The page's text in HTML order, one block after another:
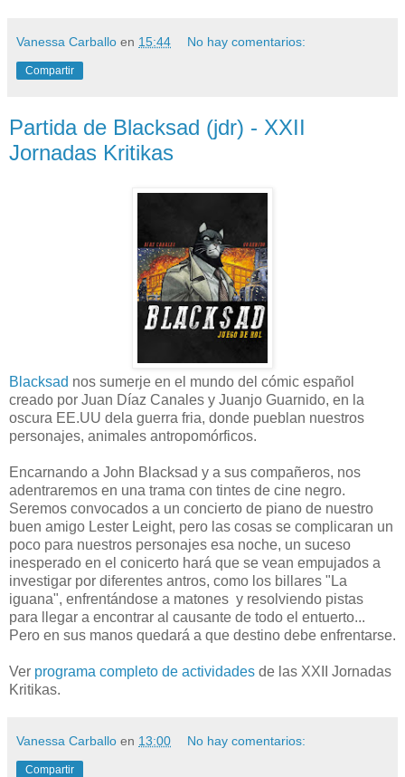
Vanessa Carballo en 15:44 No hay comentarios:
Compartir
Partida de Blacksad (jdr) - XXII
Jornadas Kritikas
Blacksad nos sumerje en el mundo del cómic español
creado por Juan Díaz Canales y Juanjo Guarnido, en la
oscura EE.UU dela guerra fria, donde pueblan nuestros
personajes, animales antropomórficos.
Encarnando a John Blacksad y a sus compañeros, nos
adentraremos en una trama con tintes de cine negro.
Seremos convocados a un concierto de piano de nuestro
buen amigo Lester Leight, pero las cosas se complicaran un
poco para nuestros personajes esa noche, un suceso
inesperado en el conicerto hará que se vean empujados a
investigar por diferentes antros, como los billares "La
iguana", enfrentándose a matones y resolviendo pistas
para llegar a encontrar al causante de todo el entuerto...
Pero en sus manos quedará a que destino debe enfrentarse.
Ver programa completo de actividades de las XXII Jornadas
Kritikas.
Vanessa Carballo en 13:00 No hay comentarios:
Compartir